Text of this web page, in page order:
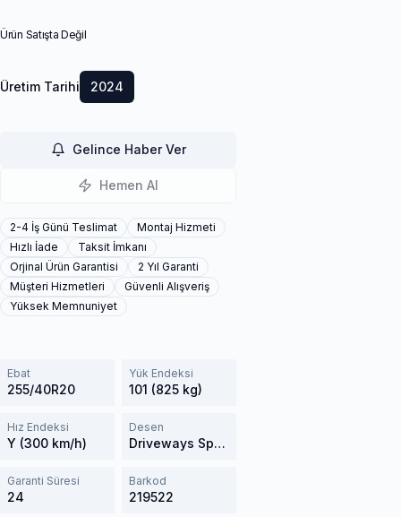
Ürün Satışta Değil
Üretim Tarihi 2024
Gelince Haber Ver
Hemen Al
2-4 İş Günü Teslimat
Montaj Hizmeti
Hızlı İade
Taksit İmkanı
Orjinal Ürün Garantisi
2 Yıl Garanti
Müşteri Hizmetleri
Güvenli Alışveriş
Yüksek Memnuniyet
Ebat
255/40R20
Yük Endeksi
101 (825 kg)
Hız Endeksi
Y (300 km/h)
Desen
Driveways Sport
Garanti Süresi
24
Barkod
219522